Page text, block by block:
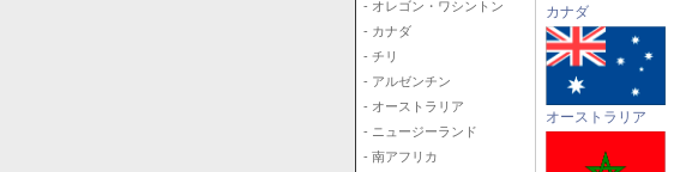
- オレゴン・ワシントン
- カナダ
- チリ
- アルゼンチン
- オーストラリア
- ニュージーランド
- 南アフリカ
カナダ
オーストラリア